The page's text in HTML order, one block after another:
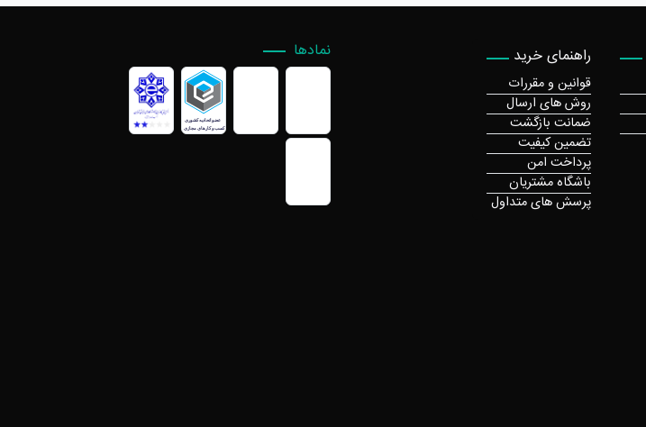
راهنمای خرید
قوانین و مقررات
روش های ارسال
ضمانت بازگشت
تضمین کیفیت
پرداخت امن
باشگاه مشتریان
پرسش های متداول
نمادها